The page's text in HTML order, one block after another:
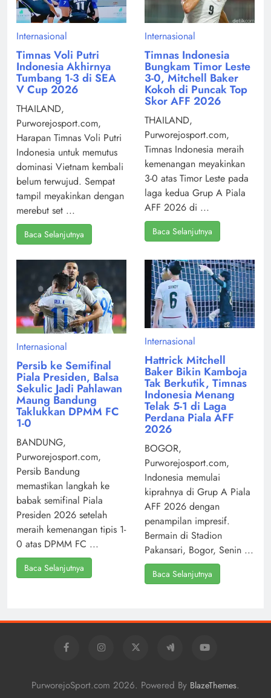
Internasional
Timnas Voli Putri
Indonesia Akhirnya
Tumbang 1-3 di SEA
V Cup 2026
THAILAND,
Purworejosport.com,
Harapan Timnas Voli Putri
Indonesia untuk memutus
dominasi Vietnam kembali
belum terwujud. Sempat
tampil meyakinkan dengan
merebut set ...
Baca Selanjutnya
Internasional
Timnas Indonesia
Bungkam Timor Leste
3-0, Mitchell Baker
Kokoh di Puncak Top
Skor AFF 2026
THAILAND,
Purworejosport.com,
Timnas Indonesia meraih
kemenangan meyakinkan
3-0 atas Timor Leste pada
laga kedua Grup A Piala
AFF 2026 di ...
Baca Selanjutnya
Internasional
Persib ke Semifinal
Piala Presiden, Balsa
Sekulic Jadi Pahlawan
Maung Bandung
Taklukkan DPMM FC
1-0
BANDUNG,
Purworejosport.com,
Persib Bandung
memastikan langkah ke
babak semifinal Piala
Presiden 2026 setelah
meraih kemenangan tipis 1-
0 atas DPMM FC ...
Baca Selanjutnya
Internasional
Hattrick Mitchell
Baker Bikin Kamboja
Tak Berkutik, Timnas
Indonesia Menang
Telak 5-1 di Laga
Perdana Piala AFF
2026
BOGOR,
Purworejosport.com,
Indonesia memulai
kiprahnya di Grup A Piala
AFF 2026 dengan
penampilan impresif.
Bermain di Stadion
Pakansari, Bogor, Senin ...
Baca Selanjutnya
PurworejoSport.com 2026. Powered By BlazeThemes.